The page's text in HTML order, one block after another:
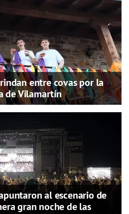
entre covas por la
de Vilamartín
al escenario de
gran noche de las